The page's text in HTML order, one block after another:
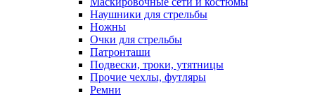
Наушники для стрельбы
Ножны
Очки для стрельбы
Патронташи
Подвески, троки, утятницы
Прочие чехлы, футляры
Ремни